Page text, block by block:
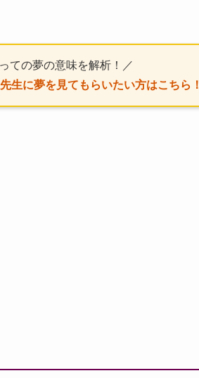
ての夢の意味を解析！／
生に夢を見てもらいたい方はこちら！